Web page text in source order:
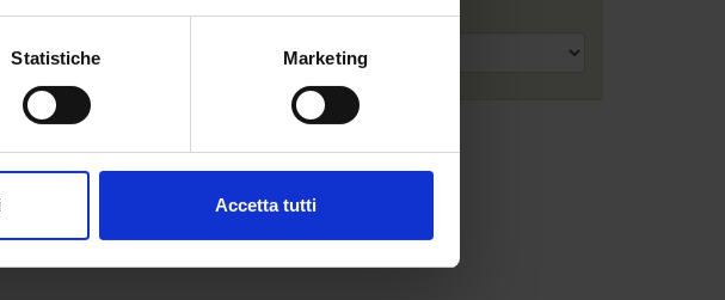
di qualche metro,
sui cookie.
Statistiche Marketing
Accetta tutti
Anno accademico